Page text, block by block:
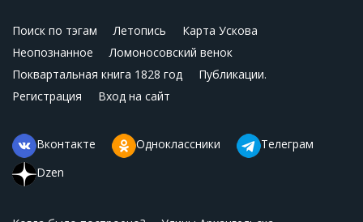
Поиск по тэгам Летопись
Карта Ускова
Неопознанное
Ломоносовский венок
Поквартальная книга 1828 год
Публикации.
Регистрация
Вход на сайт
Вконтакте Одноклассники
Телеграм
Dzen